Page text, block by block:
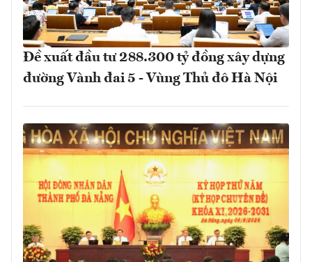
Đề xuất đầu tư 288.300 tỷ đồng xây dựng
đường Vành đai 5 - Vùng Thủ đô Hà Nội